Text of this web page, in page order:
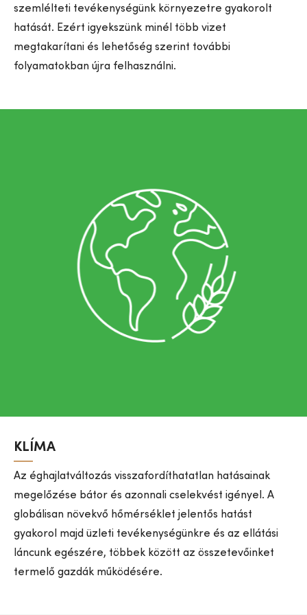
szemlélteti tevékenységünk környezetre gyakorolt
hatását. Ezért igyekszünk minél több vizet
megtakarítani és lehetőség szerint további
folyamatokban újra felhasználni.
KLÍMA
Az éghajlatváltozás visszafordíthatatlan hatásainak
megelőzése bátor és azonnali cselekvést igényel. A
globálisan növekvő hőmérséklet jelentős hatást
gyakorol majd üzleti tevékenységünkre és az ellátási
láncunk egészére, többek között az összetevőinket
termelő gazdák működésére.